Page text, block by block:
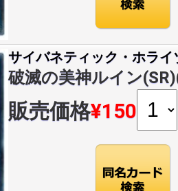
サイバネティック・ホライ
破滅の美神ルイン
販売価格¥150